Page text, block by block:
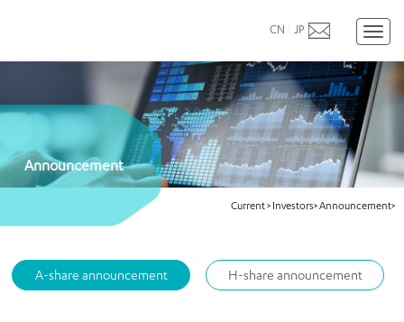
CN JP
Announcement
Current> Investors>Announcement>
A-share announcement H-share announcement